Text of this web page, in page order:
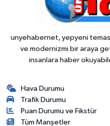
unyehabernet, yepyeni
ve modernizmi bir araya
insanlara haber
Hava Durumu
Trafik Durumu
Puan Durumu ve Fikstür
Tüm Manşetler